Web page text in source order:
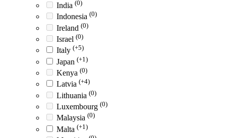
India (0)
Indonesia (0)
Ireland (0)
Israel (0)
Italy (+5)
Japan (+1)
Kenya (0)
Latvia (+4)
Lithuania (0)
Luxembourg (0)
Malaysia (0)
Malta (+1)